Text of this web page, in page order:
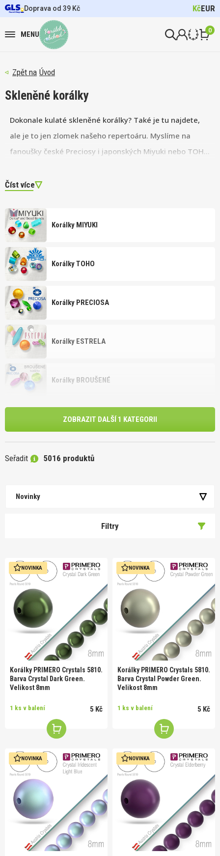
Doprava od 39 Kč KčEUR
MENU 0
Úvod
Skleněné korálky
Dokonale kulaté skleněné korálky? Také je tu najdete,
ale je to jen zlomek našeho repertoáru. Myslíme na
fanoušky české Preciosy i japonských Miyuki nebo TOHO
včetně menších značek, proto na našem e-shopu
Číst více
Korálky MIYUKI
Korálky TOHO
Korálky PRECIOSA
Korálky ESTRELA
Korálky BROUŠENÉ
ZOBRAZIT DALŠÍ 1 KATEGORII
Seřadit 5016 produktů
Novinky
Filtry
NOVINKA
Korálky PRIMERO Crystals 5810.
Barva Crystal Dark Green.
Velikost 8mm
1 ks v balení 5 Kč
NOVINKA
Korálky PRIMERO Crystals 5810.
Barva Crystal Powder Green.
Velikost 8mm
1 ks v balení 5 Kč
NOVINKA NOVINKA